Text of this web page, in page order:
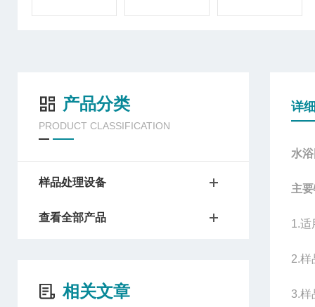
产品分类
PRODUCT CLASSIFICATION
样品处理设备
查看全部产品
相关文章
详
水
主
1.适
2.样
3.样